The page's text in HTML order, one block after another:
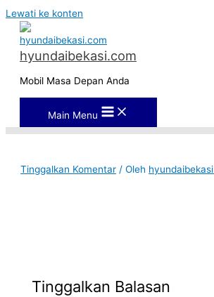
Lewati ke konten
hyundaibekasi.com
Mobil Masa Depan Anda
Main Menu
Tinggalkan Komentar / Oleh hyundaibekasi
Tinggalkan Balasan